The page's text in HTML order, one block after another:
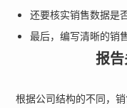
还要核实销售数据是
最后，编写清晰的销
报
根据公司结构的不同，